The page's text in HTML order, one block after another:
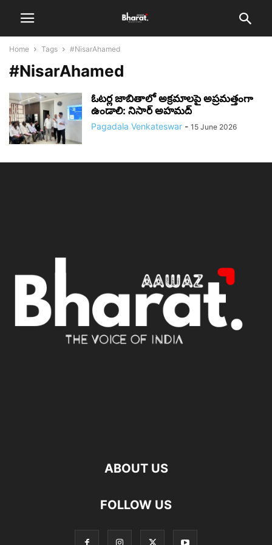
Home Tags #NisarAhamed
#NisarAhamed
ఓటర్ల జాబితాలో అక్రమాలపై అప్రమత్తంగా
ఉండాలి: నిసార్ అహమద్
Pagadala Venkateswar - 15 June 2026
ABOUT US
FOLLOW US